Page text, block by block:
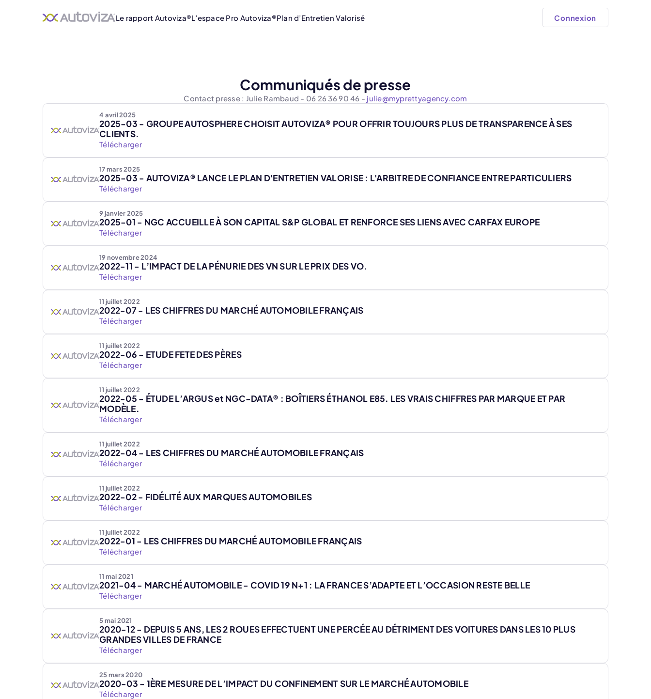
Le rapport Autoviza®L’espace Pro Autoviza®Plan d’Entretien Valorisé Connexion
Communiqués de presse
Contact presse : Julie Rambaud - 06 26 36 90 46 - julie@myprettyagency.com
4 avril 2025
2025-03 - GROUPE AUTOSPHERE CHOISIT AUTOVIZA® POUR OFFRIR TOUJOURS PLUS DE TRANSPARENCE À SES
CLIENTS.
Télécharger
17 mars 2025
2025-03 - AUTOVIZA® LANCE LE PLAN D'ENTRETIEN VALORISE : L'ARBITRE DE CONFIANCE ENTRE PARTICULIERS
Télécharger
9 janvier 2025
2025-01 - NGC ACCUEILLE À SON CAPITAL S&P GLOBAL ET RENFORCE SES LIENS AVEC CARFAX EUROPE
Télécharger
19 novembre 2024
2022-11 - L’IMPACT DE LA PÉNURIE DES VN SUR LE PRIX DES VO.
Télécharger
11 juillet 2022
2022-07 - LES CHIFFRES DU MARCHÉ AUTOMOBILE FRANÇAIS
Télécharger
11 juillet 2022
2022-06 - ETUDE FETE DES PÈRES
Télécharger
11 juillet 2022
2022-05 - ÉTUDE L’ARGUS et NGC-DATA® : BOÎTIERS ÉTHANOL E85. LES VRAIS CHIFFRES PAR MARQUE ET PAR
MODÈLE.
Télécharger
11 juillet 2022
2022-04 - LES CHIFFRES DU MARCHÉ AUTOMOBILE FRANÇAIS
Télécharger
11 juillet 2022
2022-02 - FIDÉLITÉ AUX MARQUES AUTOMOBILES
Télécharger
11 juillet 2022
2022-01 - LES CHIFFRES DU MARCHÉ AUTOMOBILE FRANÇAIS
Télécharger
11 mai 2021
2021-04 - MARCHÉ AUTOMOBILE - COVID 19 N+1 : LA FRANCE S’ADAPTE ET L’OCCASION RESTE BELLE
Télécharger
5 mai 2021
2020-12 - DEPUIS 5 ANS, LES 2 ROUES EFFECTUENT UNE PERCÉE AU DÉTRIMENT DES VOITURES DANS LES 10 PLUS
GRANDES VILLES DE FRANCE
Télécharger
25 mars 2020
2020-03 - 1ÈRE MESURE DE L’IMPACT DU CONFINEMENT SUR LE MARCHÉ AUTOMOBILE
Télécharger